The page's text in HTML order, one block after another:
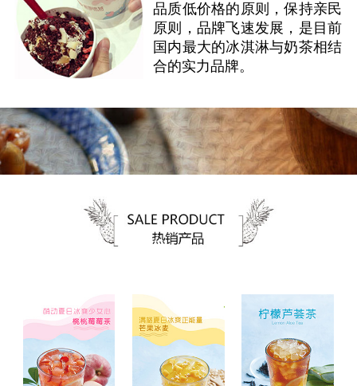
品质低价格的原则，保持亲民
原则，品牌飞速发展，是目前
国内最大的冰淇淋与奶茶相结
合的实力品牌。